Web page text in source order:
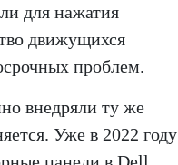
для нажатия
движущихся
проблем.
внедряли ту же
Уже в 2022 году